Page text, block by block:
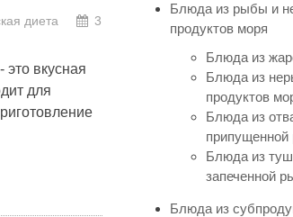
диета
3
это вкусная
для
Блюда из рыбы и
продуктов моря
Блюда из
Блюда из
продуктов
Блюда из
Блюда из
запеченной
Блюда из